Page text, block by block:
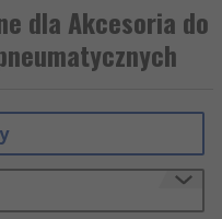
i siłowników
inżynierów
produkty, takie jak
z sekcji
pneumatyczne
klienci wiedzą,
produktów i
dla Akcesoria do